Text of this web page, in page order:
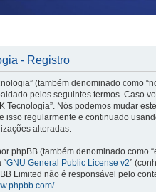
- Registro
(também denominado como
pelos seguintes termos. Caso
Tecnologia”. Nós podemos mudar
isso regularmente e continuado
alteradas.
phpBB (também denominado como
“GNU General Public License v2”
Limited não é responsável pelo
.